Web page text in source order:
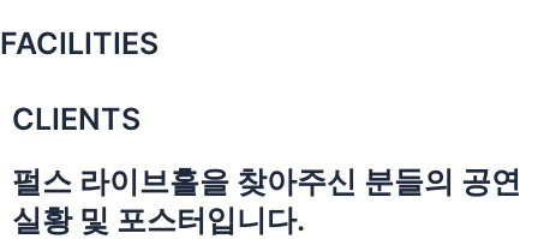
FACILITIES
CLIENTS
펄스 라이브홀을 찾아주신 분들의 공연
실황 및 포스터입니다.